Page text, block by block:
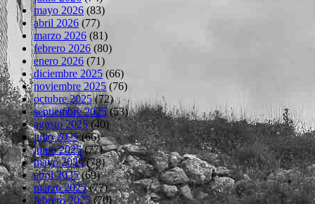
mayo 2026 (83)
abril 2026 (77)
marzo 2026 (81)
febrero 2026 (80)
enero 2026 (71)
diciembre 2025 (66)
noviembre 2025 (76)
octubre 2025(72)
septiembre 2025(53)
agosto 2025(40)
julio 2025(66)
junio 2025(77)
mayo 2025(78)
abril 2025(69)
marzo 2025(77)
febrero 2025(70)